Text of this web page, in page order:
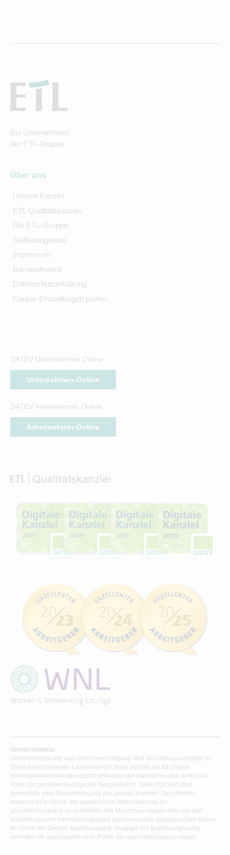
Ein Unternehmen
der ETL-Gruppe
Über uns
Unsere Kanzlei
ETL Qualitätskanzlei
Die ETL-Gruppe
Stellenangebote
Impressum
Barrierefreiheit
Datenschutzerklärung
Cookie-Einstellungen prüfen
DATEV Unternehmen Online
Unternehmen-Online
DATEV Arbeitnehmer Online
Arbeitnehmer-Online
Genderhinweis:
Gleichbehandlung und Gleichberechtigung sind uns überaus wichtig! Im
Sinne einer besseren Lesbarkeit der Texte wählen wir für unsere
Kommunikationskanäle jedoch entweder die männliche oder weibliche
Form von personenbezogenen Hauptwörtern. Dies impliziert aber
keinesfalls eine Benachteiligung des jeweils anderen Geschlechts,
sondern ist im Sinne der sprachlichen Vereinfachung als
geschlechtsneutral zu verstehen. Alle Menschen mögen sich von den
Inhalten unserer Informationskanäle gleichermaßen angesprochen fühlen.
Im Sinne der Gender Mainstreaming-Strategie der Bundesregierung
vertreten wir ausdrücklich eine Politik der gleichstellungssensiblen